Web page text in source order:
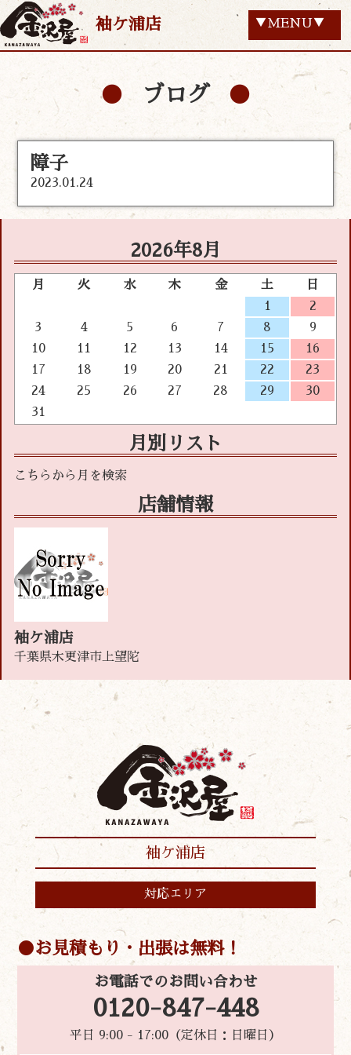
袖ケ浦店 ▼MENU▼
ブログ
障子
2023.01.24
2026年8月
月 火 水 木 金 土
日
1
2
3
4 5 6 7 8
9
10
11 12 13 14 15
16
17
18 19 20 21 22
23
24
25 26 27 28 29
30
31
月別リスト
店舗情報
袖ケ浦店
千葉県木更津市上望陀
袖ケ浦店
対応エリア
お見積もり・出張は無料！
お電話でのお問い合わせ
0120-847-448
平日 9:00 - 17:00（定休日：日曜日）